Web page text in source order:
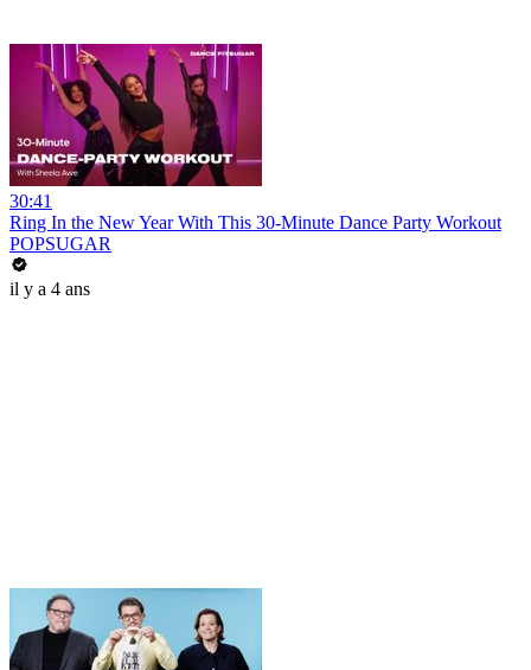
30:41
Ring In the New Year With This 30-Minute Dance Party Workout
POPSUGAR
il y a 4 ans